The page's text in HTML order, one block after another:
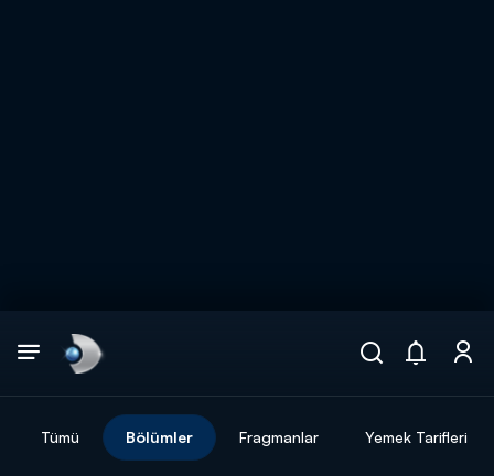
Tümü Bölümler Fragmanlar Yemek Tarifleri